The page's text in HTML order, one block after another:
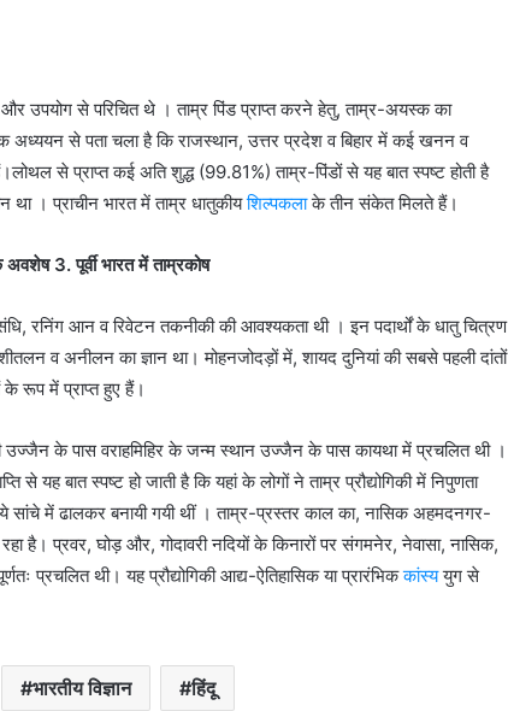
उपयोग से परिचित थे । ताम्र पिंड प्राप्त करने हेतु, ताम्र-अयस्क का
अध्ययन से पता चला है कि राजस्थान, उत्तर प्रदेश व बिहार में कई खनन व
से प्राप्त कई अति शुद्ध (99.81%) ताम्र-पिंडों से यह बात स्पष्ट होती है
था । प्राचीन भारत में ताम्र धातुकीयशिल्पकलाके तीन संकेत मिलते हैं।
अवशेष 3. पूर्वी भारत में ताम्रकोष
रनिंग आन व रिवेटन तकनीकी की आवश्यकता थी । इन पदार्थों के धातु चित्रण
व अनीलन का ज्ञान था। मोहनजोदड़ों में, शायद दुनियां की सबसे पहली दांतों
के रूप में प्राप्त हुए हैं।
उज्जैन के पास वराहमिहिर के जन्म स्थान उज्जैन के पास कायथा में प्रचलित थी ।
से यह बात स्पष्ट हो जाती है कि यहां के लोगों ने ताम्र प्रौद्योगिकी में निपुणता
सांचे में ढालकर बनायी गयी थीं । ताम्र-प्रस्तर काल का, नासिक अहमदनगर-
रहा है। प्रवर, घोड़ और, गोदावरी नदियों के किनारों पर संगमनेर, नेवासा, नासिक,
प्रचलित थी। यह प्रौद्योगिकी आद्य-ऐतिहासिक या प्रारंभिककांस्ययुग से
भारतीय विज्ञान हिंदू